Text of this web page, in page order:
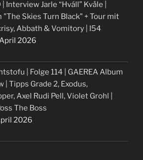
| Interview Jarle “Hváll” Kvåle |
"The Skies Turn Black" + Tour mit
Abbath & Vomitory | I54
2026
| Folge 114 | GAEREA Album
| Tipps Grade 2, Exodus,
Axel Rudi Pell, Violet Grohl |
The Boss
2026